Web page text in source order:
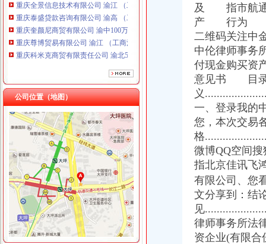
重庆泰盛贷款咨询有限公司 渝高 （工商注册）
重庆奎颜尼商贸有限公司 渝中100万 （工商注册）
重庆尊博贸易有限公司 渝江 （工商注册）
重庆科米克商贸有限责任公司 渝北50万 （工商注册）
重庆瑾崇进出口贸易有限公司 渝中100万 （进出口权）
重庆德谋生产力促进中心有限公司 渝大10万 （工商注册）
成都国科海博信息技术股份有限公司重庆分公司 渝江 （工商注册）
公司位置（地图）
沙坪坝区办税务登记证流程
单位纳税人、个体工商户、分支机构办理税务登记证的流程
开沙场与开采石场手续_破碎机厂家
注册个公司要多少钱？注册公司流程步骤_更富学院_资讯_更富网
重庆沙坪坝工商**公司注册重庆沙坪坝工商**优惠办理重庆公司注册今
沙坪坝哪里可以办理,沙坪坝哪里能够办理个人无押|价
重庆沙坪坝门户网
及 指市航通
产 行为 佳讯
二维码关注中
中伦律师事
付现金购买
意见书
义
一、登录我的
您，本次交易
格
微博QQ空间
指北京佳讯飞
有限公司、您
文分享到：结
见
律师事务所
资企业(有限